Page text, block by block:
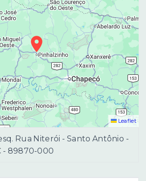
Leaflet
Rua Niterói - Santo Antônio -
- 89870-000